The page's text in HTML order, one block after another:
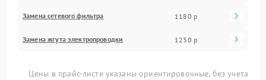
Замена сетевого фильтра 1180 р
Замена жгута электропроводки 1230 р
Цены в прайс-листе указаны ориентировочные, без учета